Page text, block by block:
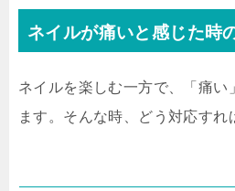
ネイルが痛いと感じた時
ネイルを楽しむ一方で、「痛い
ます。そんな時、どう対応すれ